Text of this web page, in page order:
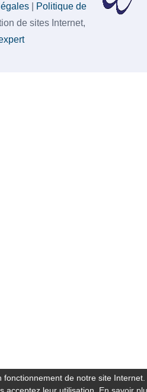
|
Politique de
de sites Internet,
de notre site Internet.